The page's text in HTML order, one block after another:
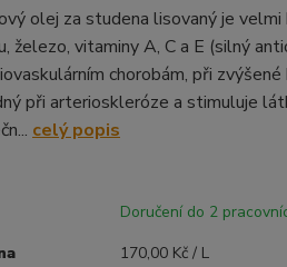
olej za studena lisovaný je
železo, vitaminy A, C a E (silný
chorobám, při
při arterioskleróze a stimuluje
celý popis
Doručení do 2
170,00 Kč / L